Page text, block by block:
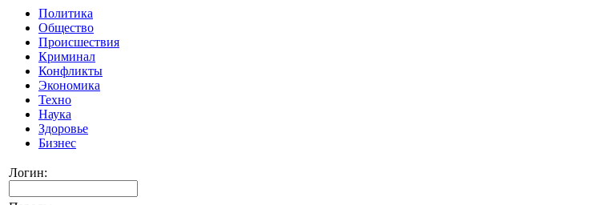
Политика
Общество
Происшествия
Криминал
Конфликты
Экономика
Техно
Наука
Здоровье
Бизнес
Логин: